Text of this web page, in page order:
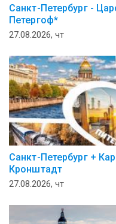
Санкт-Петербург -
Петергоф*
27.08.2026, чт
Санкт-Петербург +
Кронштадт
27.08.2026, чт